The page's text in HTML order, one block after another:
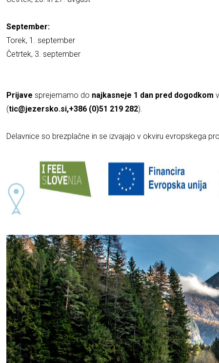
September:
Torek, 1. september
Četrtek, 3. september
Prijave sprejemamo do najkasneje 1 dan pred dogodkom
(tic@jezersko.si,+386 (0)51 219 282).
Delavnice so brezplačne in se izvajajo v okviru evropskega